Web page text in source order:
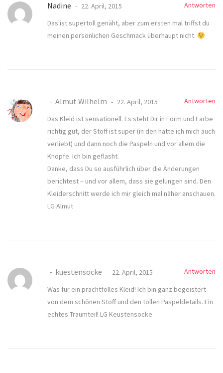
Nadine 22. April, 2015
Antworten
Das ist supertoll genäht, aber zum ersten mal triffst du
meinen persönlichen Geschmack überhaupt nicht.
Almut Wilhelm 22. April, 2015
Antworten
Das Kleid ist sensationell. Es steht Dir in Form und Farbe
richtig gut, der Stoff ist super (in den hätte ich mich auch
verliebt) und dann noch die Paspeln und vor allem die
Knöpfe. Ich bin geflasht.
Danke, dass Du so ausführlich über die Änderungen
berichtest – und vor allem, dass sie gelungen sind. Den
Kleiderschnitt werde ich mir gleich mal näher anschauen.
LG Almut
kuestensocke 22. April, 2015
Antworten
Was für ein prachtfolles Kleid! Ich bin ganz begeistert
von dem schönen Stoff und den tollen Paspeldetails. Ein
echtes Traumteil! LG Keustensocke